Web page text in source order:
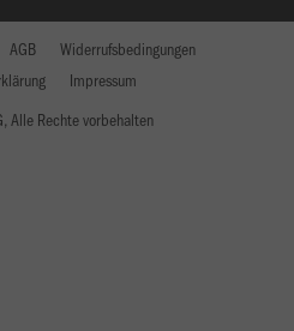
Alle Rechte vorbehalten
AGB
Widerrufsbedingungen
Impressum